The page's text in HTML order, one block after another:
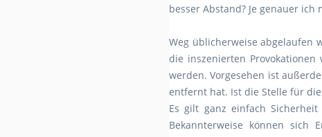
besser Abstand? Je genauer
Weg üblicherweise abgelaufen
die inszenierten
werden. Vorgesehen ist
entfernt hat. Ist die Stelle für
Es gilt ganz einfach
Bekannterweise können sich